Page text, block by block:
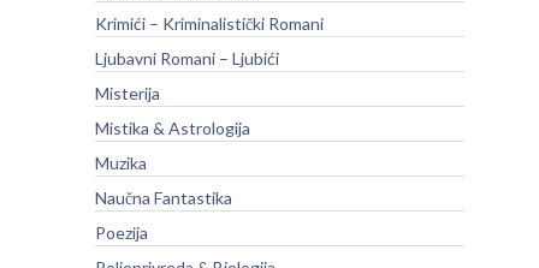
Krimići – Kriminalistički Romani
Ljubavni Romani – Ljubići
Misterija
Mistika & Astrologija
Muzika
Naučna Fantastika
Poezija